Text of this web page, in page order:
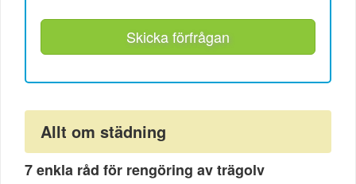
Skicka förfrågan
Allt om städning
7 enkla råd för rengöring av trägolv